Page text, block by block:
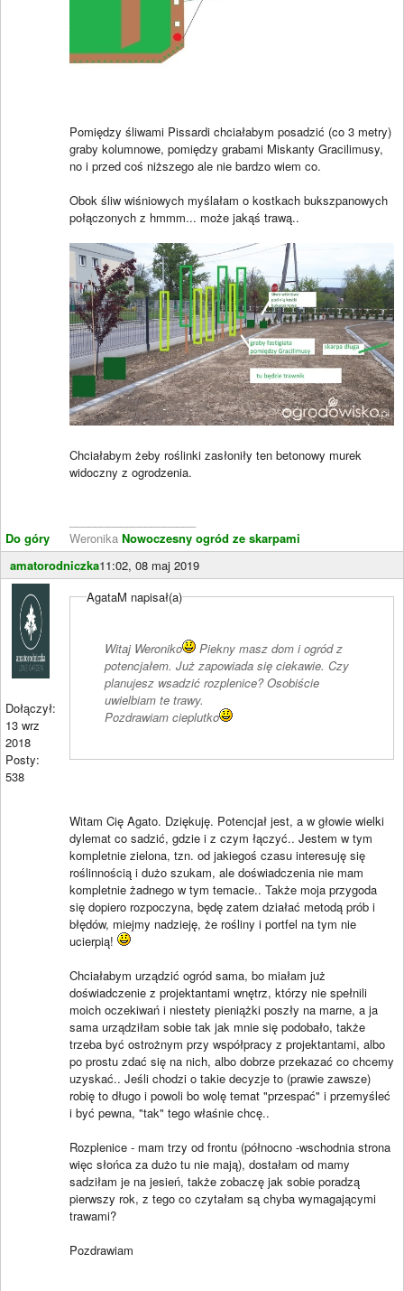
Do góry
Pomiędzy śliwami Pissardi chciałabym posadzić (co 3 metry)
graby kolumnowe, pomiędzy grabami Miskanty Gracilimusy,
no i przed coś niższego ale nie bardzo wiem co.
Obok śliw wiśniowych myślałam o kostkach bukszpanowych
połączonych z hmmm... może jakąś trawą..
Chciałabym żeby roślinki zasłoniły ten betonowy murek
widoczny z ogrodzenia.
Weronika Nowoczesny ogród ze skarpami
amatorodniczka11:02, 08 maj 2019
Dołączył:
13 wrz
2018
Posty:
538
AgataM napisał(a)
Witaj Weroniko
Piekny masz dom i ogród z
potencjałem. Już zapowiada się ciekawie. Czy
planujesz wsadzić rozplenice? Osobiście
uwielbiam te trawy.
Pozdrawiam cieplutko
Witam Cię Agato. Dziękuję. Potencjał jest, a w głowie wielki
dylemat co sadzić, gdzie i z czym łączyć.. Jestem w tym
kompletnie zielona, tzn. od jakiegoś czasu interesuję się
roślinnością i dużo szukam, ale doświadczenia nie mam
kompletnie żadnego w tym temacie.. Także moja przygoda
się dopiero rozpoczyna, będę zatem działać metodą prób i
błędów, miejmy nadzieję, że rośliny i portfel na tym nie
ucierpią!
Chciałabym urządzić ogród sama, bo miałam już
doświadczenie z projektantami wnętrz, którzy nie spełnili
moich oczekiwań i niestety pieniążki poszły na marne, a ja
sama urządziłam sobie tak jak mnie się podobało, także
trzeba być ostrożnym przy współpracy z projektantami, albo
po prostu zdać się na nich, albo dobrze przekazać co chcemy
uzyskać.. Jeśli chodzi o takie decyzje to (prawie zawsze)
robię to długo i powoli bo wolę temat "przespać" i przemyśleć
i być pewna, "tak" tego właśnie chcę..
Rozplenice - mam trzy od frontu (północno -wschodnia strona
więc słońca za dużo tu nie mają), dostałam od mamy
sadziłam je na jesień, także zobaczę jak sobie poradzą
pierwszy rok, z tego co czytałam są chyba wymagającymi
trawami?
Pozdrawiam